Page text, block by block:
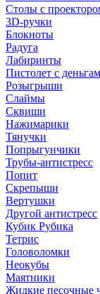
Столы с
3D-ручки
Блокноты
Радуга
Лабиринты
Пистолет с
Розыгрыши
Слаймы
Сквиши
Нажимарики
Тянучки
Попрыгунчики
Трубы-антистресс
Попит
Скрепыши
Вертушки
Другой антистресс
Кубик Рубика
Тетрис
Головоломки
Неокубы
Маятники
Жидкие песочные